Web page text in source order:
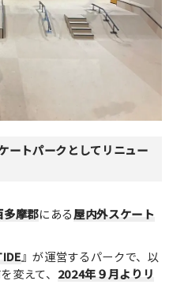
ートパークとしてリニュー
多摩郡にある屋内外スケート
』が運営するパークで、以
変えて、 2024年９月よりリ